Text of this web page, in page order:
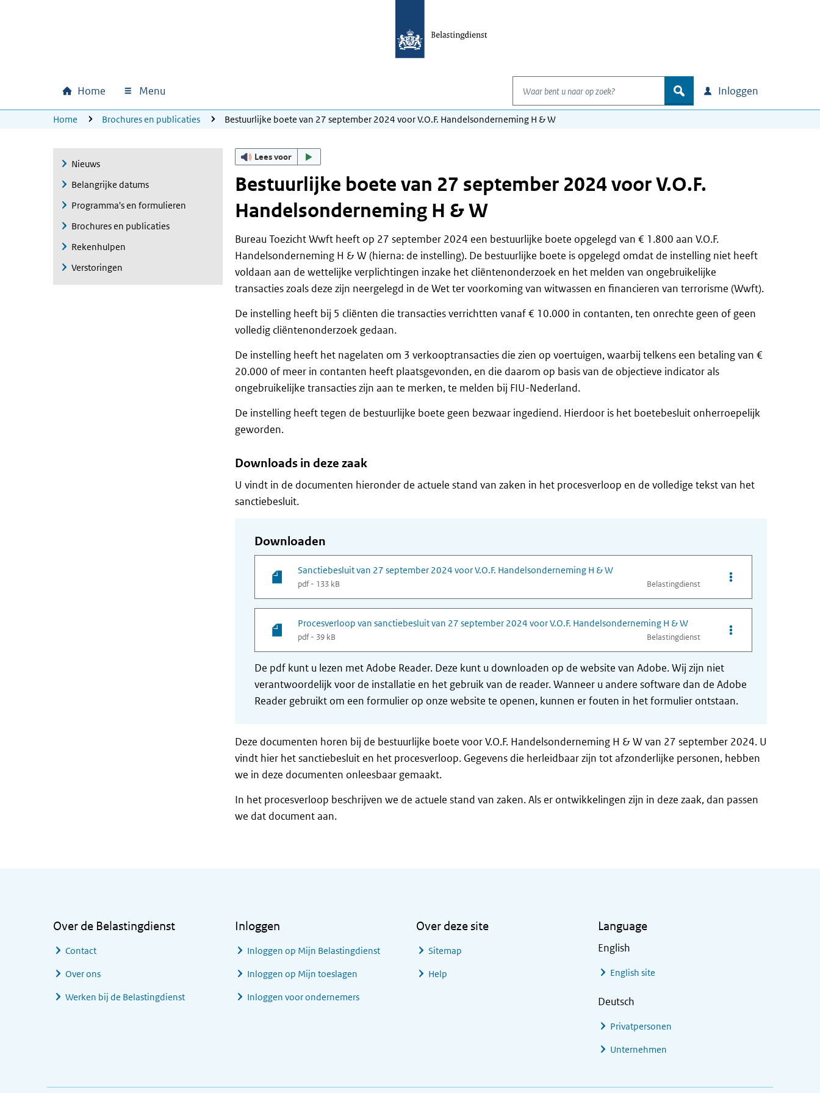
Hoofdnavigatie
Home Menu
Waar bent u naar op zoek?
zoek Inloggen
U bevindt zich hier:
Home Brochures en publicaties Bestuurlijke boete van 27 september 2024 voor V.O.F. Handelsonderneming H & W
Nieuws
Belangrijke datums
Programma's en formulieren
Brochures en publicaties
Rekenhulpen
Verstoringen
Lees voor
Bestuurlijke boete van 27 september 2024 voor V.O.F.
Handelsonderneming H & W
Bureau Toezicht Wwft heeft op 27 september 2024 een bestuurlijke boete opgelegd van € 1.800 aan V.O.F.
Handelsonderneming H & W (hierna: de instelling). De bestuurlijke boete is opgelegd omdat de instelling niet heeft
voldaan aan de wettelijke verplichtingen inzake het cliëntenonderzoek en het melden van ongebruikelijke
transacties zoals deze zijn neergelegd in de Wet ter voorkoming van witwassen en financieren van terrorisme (Wwft).
De instelling heeft bij 5 cliënten die transacties verrichtten vanaf € 10.000 in contanten, ten onrechte geen of geen
volledig cliëntenonderzoek gedaan.
De instelling heeft het nagelaten om 3 verkooptransacties die zien op voertuigen, waarbij telkens een betaling van €
20.000 of meer in contanten heeft plaatsgevonden, en die daarom op basis van de objectieve indicator als
ongebruikelijke transacties zijn aan te merken, te melden bij FIU-Nederland.
De instelling heeft tegen de bestuurlijke boete geen bezwaar ingediend. Hierdoor is het boetebesluit onherroepelijk
geworden.
Downloads in deze zaak
U vindt in de documenten hieronder de actuele stand van zaken in het procesverloop en de volledige tekst van het
sanctiebesluit.
Downloaden
Sanctiebesluit van 27 september 2024 voor V.O.F. Handelsonderneming H & W
pdf - 133 kB Belastingdienst
Opties van bestand
Procesverloop van sanctiebesluit van 27 september 2024 voor V.O.F. Handelsonderneming H & W
pdf - 39 kB Belastingdienst
Opties van bestand
De pdf kunt u lezen met Adobe Reader. Deze kunt u downloaden op de website van Adobe. Wij zijn niet
verantwoordelijk voor de installatie en het gebruik van de reader. Wanneer u andere software dan de Adobe
Reader gebruikt om een formulier op onze website te openen, kunnen er fouten in het formulier ontstaan.
Deze documenten horen bij de bestuurlijke boete voor V.O.F. Handelsonderneming H & W van 27 september 2024. U
vindt hier het sanctiebesluit en het procesverloop. Gegevens die herleidbaar zijn tot afzonderlijke personen, hebben
we in deze documenten onleesbaar gemaakt.
In het procesverloop beschrijven we de actuele stand van zaken. Als er ontwikkelingen zijn in deze zaak, dan passen
we dat document aan.
Over de Belastingdienst
Contact
Over ons
Werken bij de Belastingdienst
Inloggen
Inloggen op Mijn Belastingdienst
Inloggen op Mijn toeslagen
Inloggen voor ondernemers
Over deze site
Sitemap
Help
Language
English
English site
Deutsch
Privatpersonen
Unternehmen